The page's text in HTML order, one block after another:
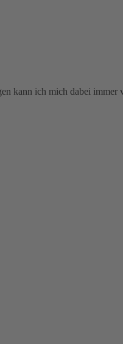
kann ich mich dabei immer